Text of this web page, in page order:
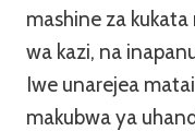
mashine za
wa kazi, na
Iwe unarejea
makubwa ya